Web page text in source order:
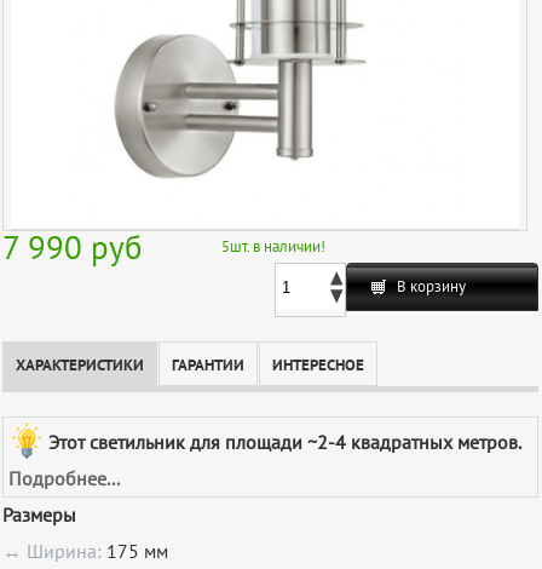
7 990 руб 5шт. в наличии!
В корзину
ХАРАКТЕРИСТИКИ ГАРАНТИИ ИНТЕРЕСНОЕ
Этот светильник для площади ~2-4 квадратных метров.
Подробнее...
Размеры
↔ Ширина: 175 мм